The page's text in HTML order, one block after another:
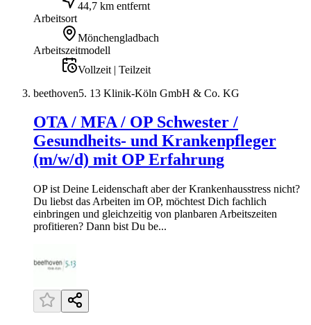
44,7 km entfernt
Arbeitsort
Mönchengladbach
Arbeitszeitmodell
Vollzeit | Teilzeit
beethoven5. 13 Klinik-Köln GmbH & Co. KG
OTA / MFA / OP Schwester /
Gesundheits- und Krankenpfleger
(m/w/d) mit OP Erfahrung
OP ist Deine Leidenschaft aber der Krankenhausstress nicht?
Du liebst das Arbeiten im OP, möchtest Dich fachlich
einbringen und gleichzeitig von planbaren Arbeitszeiten
profitieren? Dann bist Du be...